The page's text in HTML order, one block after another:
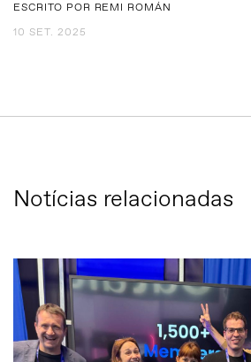
ESCRITO POR REMI ROMÁN
10 SET. 2025
Notícias relacionadas